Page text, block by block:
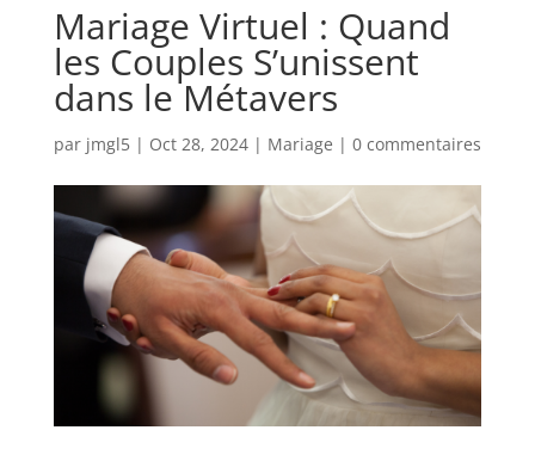
Mariage Virtuel : Quand
les Couples S’unissent
dans le Métavers
par jmgl5| Oct 28, 2024| Mariage | 0 commentaires